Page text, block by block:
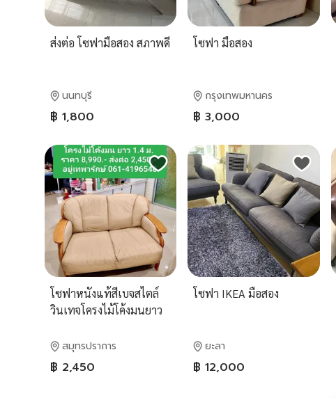
ส่งต่อ โซฟามือสอง สภาพดี
นนทบุรี
฿ 1,800
โซฟา มือสอง
กรุงเทพมหานคร
฿ 3,000
โซฟาหนังแท้สีเบจสไตล์
วินเทจโครงไม้โค้งมนยาว
2,450 อยู่เทพารักษ์ 061-
4196548
สมุทรปราการ
฿ 2,450
โซฟา IKEA มือสอง
ยะลา
฿ 12,000